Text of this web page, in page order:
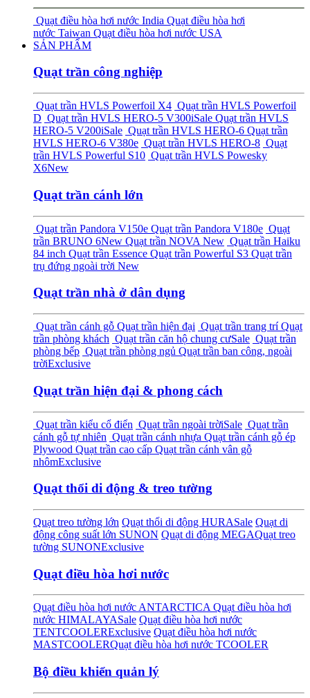
Quạt điều hòa hơi nước India Quạt điều hòa hơi
nước Taiwan Quạt điều hòa hơi nước USA
SẢN PHẨM
Quạt trần công nghiệp
Quạt trần HVLS Powerfoil X4 Quạt trần HVLS Powerfoil
D Quạt trần HVLS HERO-5 V300iSale Quạt trần HVLS
HERO-5 V200iSale Quạt trần HVLS HERO-6 Quạt trần
HVLS HERO-6 V380e Quạt trần HVLS HERO-8 Quạt
trần HVLS Powerful S10 Quạt trần HVLS Powesky
X6New
Quạt trần cánh lớn
Quạt trần Pandora V150e Quạt trần Pandora V180e Quạt
trần BRUNO 6New Quạt trần NOVA New Quạt trần Haiku
84 inch Quạt trần Essence Quạt trần Powerful S3 Quạt trần
trụ đứng ngoài trời New
Quạt trần nhà ở dân dụng
Quạt trần cánh gỗ Quạt trần hiện đại Quạt trần trang tríQuạt
trần phòng khách Quạt trần căn hộ chung cưSale Quạt trần
phòng bếp Quạt trần phòng ngủ Quạt trần ban công, ngoài
trờiExclusive
Quạt trần hiện đại & phong cách
Quạt trần kiểu cổ điển Quạt trần ngoài trờiSale Quạt trần
cánh gỗ tự nhiên Quạt trần cánh nhựa Quạt trần cánh gỗ ép
Plywood Quạt trần cao cấp Quạt trần cánh vân gỗ
nhômExclusive
Quạt thổi di động & treo tường
Quạt treo tường lớn Quạt thổi di động HURASale Quạt di
động công suất lớn SUNON Quạt di động MEGAQuạt treo
tường SUNONExclusive
Quạt điều hòa hơi nước
Quạt điều hòa hơi nước ANTARCTICA Quạt điều hòa hơi
nước HIMALAYASale Quạt điều hòa hơi nước
TENTCOOLERExclusive Quạt điều hòa hơi nước
MASTCOOLERQuạt điều hòa hơi nước TCOOLER
Bộ điều khiển quản lý